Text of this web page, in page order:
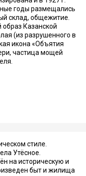
годы размещались
склад, общежитие.
Казанской
(из разрушенного в
икона «Объятия
частица мощей
стиле.
Утёсное.
на историческую и
быт и жилища